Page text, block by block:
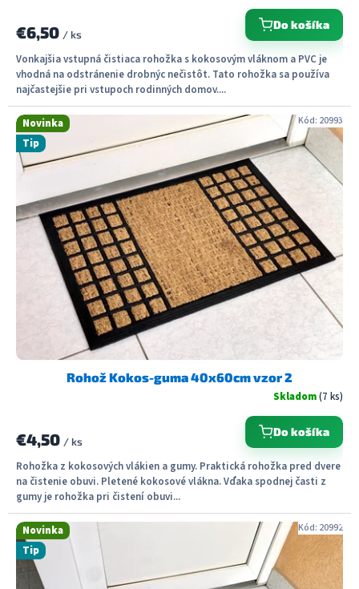
€6,50 / ks
Do košíka
Vonkajšia vstupná čistiaca rohožka s kokosovým vláknom a PVC je
vhodná na odstránenie drobnýc nečistôt. Tato rohožka sa používa
najčastejšie pri vstupoch rodinných domov....
Novinka
Tip
Rohož Kokos-guma 40x60cm vzor 2
Skladom(7 ks)
€4,50 / ks
Do košíka
Rohožka z kokosových vlákien a gumy. Praktická rohožka pred dvere
na čistenie obuvi. Pletené kokosové vlákna. Vďaka spodnej časti z
gumy je rohožka pri čistení obuvi...
Kód: 20993
Novinka
Tip
Kód: 20992